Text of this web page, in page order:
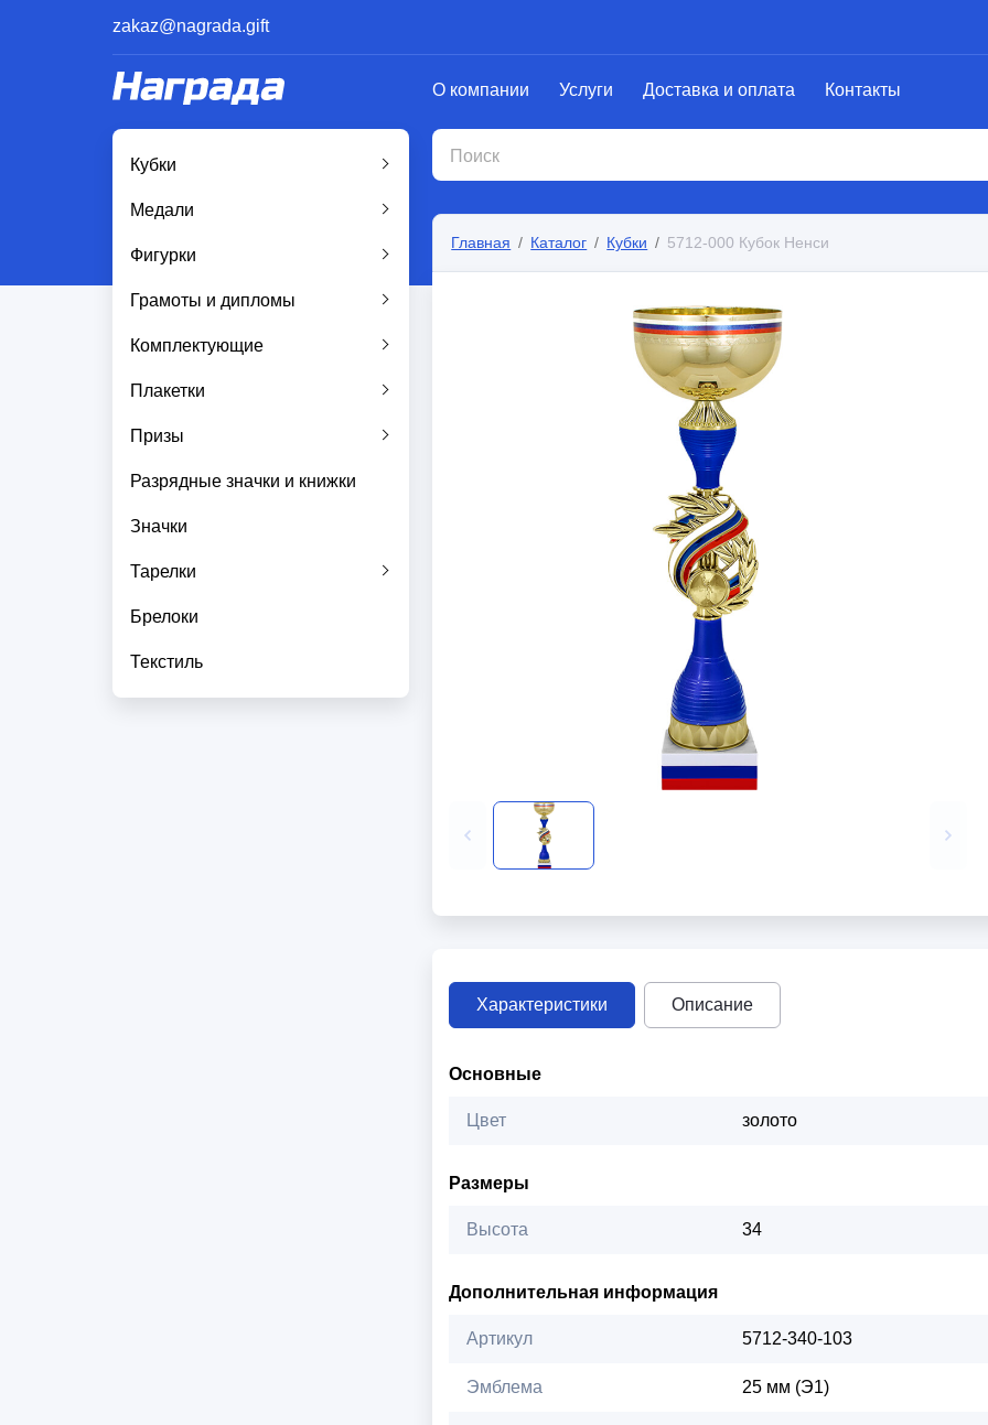
zakaz@nagrada.gift
О компании Услуги Доставка и оплата Контакты
Кубки
Медали
Фигурки
Грамоты и дипломы
Комплектующие
Плакетки
Призы
Разрядные значки и книжки
Значки
Тарелки
Брелоки
Текстиль
Главная Каталог Кубки 5712-000 Кубок Ненси
Характеристики Описание
Основные
Цвет золото
Размеры
Высота 34
Дополнительная информация
Артикул 5712-340-103
Эмблема 25 мм (Э1)